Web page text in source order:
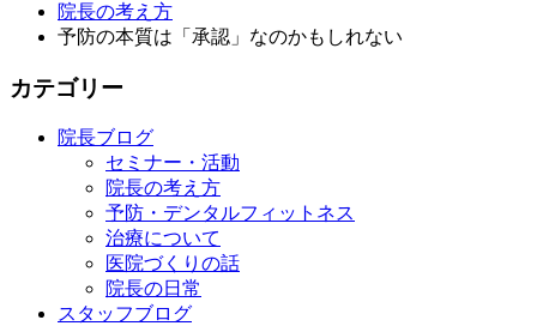
院長の考え方
予防の本質は「承認」なのかもしれない
カテゴリー
院長ブログ
セミナー・活動
院長の考え方
予防・デンタルフィットネス
治療について
医院づくりの話
院長の日常
スタッフブログ